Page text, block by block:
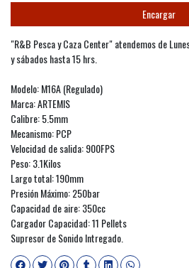
Encargar
"R&B Pesca y Caza Center" atendemos de
y sábados hasta 15 hrs.
Modelo: M16A (Regulado)
Marca: ARTEMIS
Calibre: 5.5mm
Mecanismo: PCP
Velocidad de salida: 900FPS
Peso: 3.1Kilos
Largo total: 190mm
Presión Máximo: 250bar
Capacidad de aire: 350cc
Cargador Capacidad: 11 Pellets
Supresor de Sonido Intregado.